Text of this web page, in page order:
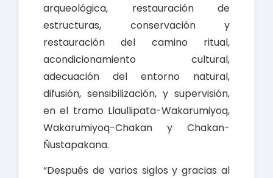
arqueológica, restauración de
estructuras, conservación y
restauración del camino ritual,
acondicionamiento cultural,
adecuación del entorno natural,
difusión, sensibilización, y supervisión,
en el tramo Llaullipata-Wakarumiyoq,
Wakarumiyoq-Chakan y Chakan-
Ñustapakana.
“Después de varios siglos y gracias al